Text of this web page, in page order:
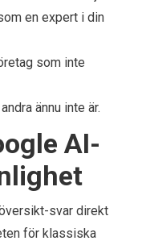
en expert i din
som inte
ännu inte är.
AI-
svar direkt
för klassiska